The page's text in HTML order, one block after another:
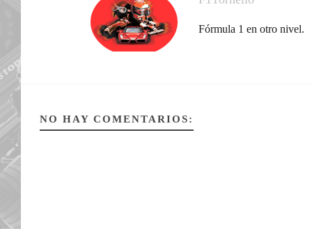
Fórmula 1 en otro nivel.
NO HAY COMENTARIOS: